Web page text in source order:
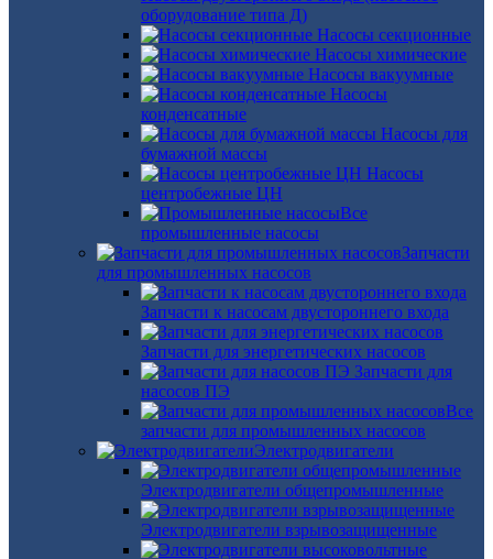
оборудование типа Д)
Насосы секционные
Насосы химические
Насосы вакуумные
Насосы
конденсатные
Насосы для
бумажной массы
Насосы
центробежные ЦН
Все
промышленные насосы
Запчасти
для промышленных насосов
Запчасти к насосам двустороннего входа
Запчасти для энергетических насосов
Запчасти для
насосов ПЭ
Все
запчасти для промышленных насосов
Электродвигатели
Электродвигатели общепромышленные
Электродвигатели взрывозащищенные